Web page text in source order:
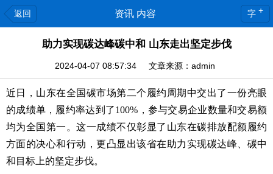
返回 资讯 内容 字 +
助力实现碳达峰碳中和 山东走出坚定步伐
2024-04-07 08:57:34 文章来源：admin
近日，山东在全国碳市场第二个履约周期中交出了一份亮眼
的成绩单，履约率达到了100%，参与交易企业数量和交易额
均为全国第一。这一成绩不仅彰显了山东在碳排放配额履约
方面的决心和行动，更凸显出该省在助力实现碳达峰、碳中
和目标上的坚定步伐。